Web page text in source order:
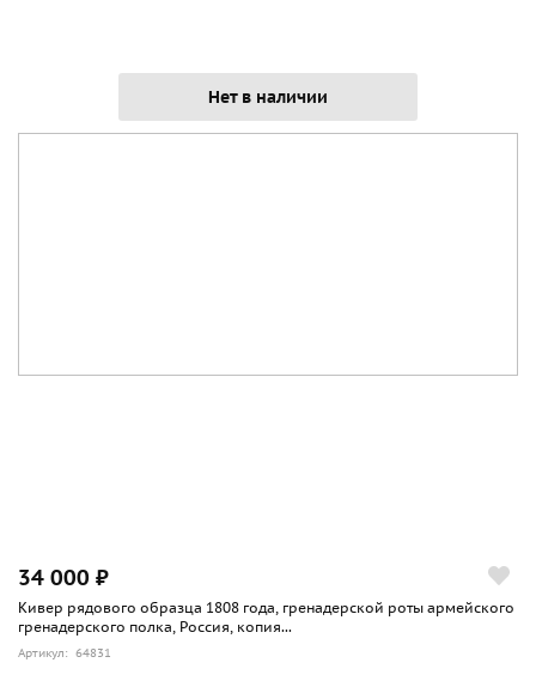
Нет в наличии
34 000 ₽
Кивер рядового образца 1808 года, гренадерской роты армейского
гренадерского полка, Россия, копия...
Артикул: 64831